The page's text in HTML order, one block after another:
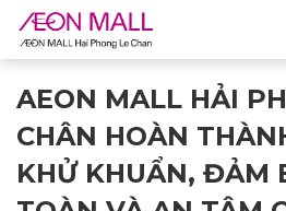
AEON MALL HẢI
CHÂN HOÀN
KHỬ KHUẨN, ĐẢM